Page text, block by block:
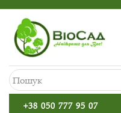
+38 050 777 95 07